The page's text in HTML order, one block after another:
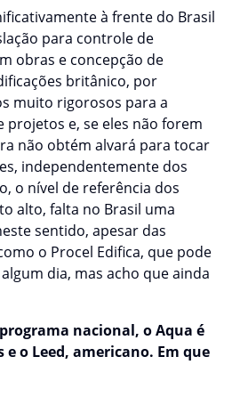
à frente do Brasil
para controle de
obras e concepção de
britânico, por
muito rigorosos para a
projetos e, se eles não forem
não obtém alvará para tocar
independentemente dos
o nível de referência dos
alto, falta no Brasil uma
sentido, apesar das
o Procel Edifica, que pode
dia, mas acho que ainda
nacional, o Aqua é
o Leed, americano. Em que